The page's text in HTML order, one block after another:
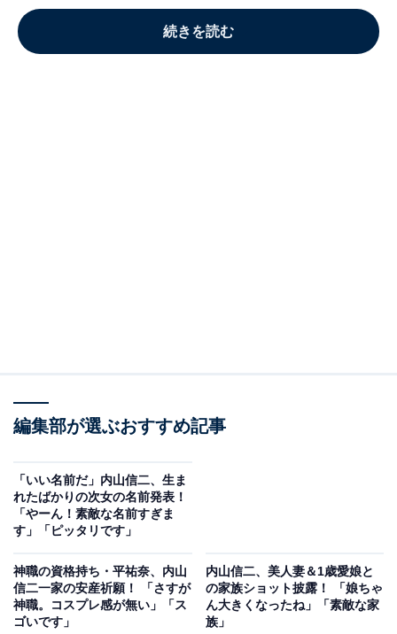
続きを読む
編集部が選ぶおすすめ記事
「いい名前だ」内山信二、生ま
れたばかりの次女の名前発表！
「やーん！素敵な名前すぎま
す」「ピッタリです」
神職の資格持ち・平祐奈、内山
信二一家の安産祈願！ 「さすが
神職。コスプレ感が無い」「ス
ゴいです」
内山信二、美人妻＆1歳愛娘と
の家族ショット披露！ 「娘ちゃ
ん大きくなったね」「素敵な家
族」